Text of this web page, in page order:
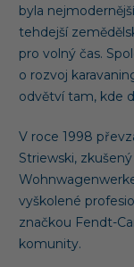
byla
tehdejší
pro volný čas.
o rozvoj
odvětví tam, kde
V roce 1998
Striewski,
vyškolené
značkou Fendt-
komunity.